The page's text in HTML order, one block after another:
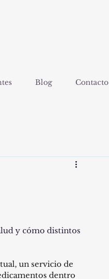
Blog Contacto
y cómo distintos
un servicio de
dentro